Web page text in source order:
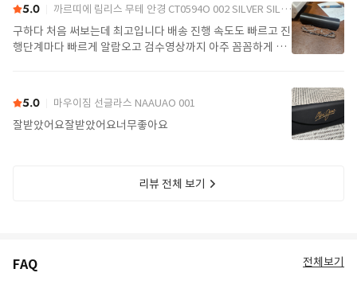
5.0 까르띠에 림리스 무테 안경 CT0594O 002 SILVER SILVER TRANSPARENT
구하다 처음 써보는데 최고입니다 배송 진행 속도도 빠르고 진
행단계마다 빠르게 알람오고 검수영상까지 아주 꼼꼼하게 찍
5.0 마우이짐 선글라스 NAAUAO 001
잘받았어요잘받았어요너무좋아요
리뷰 전체 보기
FAQ 전체보기